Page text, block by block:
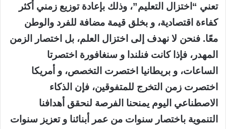
تعني “اختزال التعليم”، وذلك بإعادة توزيع زمني أكثر
كفاءة اقتصادية، و بخلق قيمة مضافة للفرد والوطن
معًا. فنحن لا نهدف إلى اختزال العلم، بل اختصار الزمن
المهدر، فإذا كانت فنلندا و سنغافورة اختصرتا
الساعات، و بريطانيا اختصرت التخصص، و أمريكا
اختصرت زمن التخرج للمتفوقين، فإن الذكاء
الاصطناعي اليوم يمنحنا الفرصة لنحقق أهدافنا
التنموية باختصار سنوات من عمر أبنائنا و تعزيز سنوات